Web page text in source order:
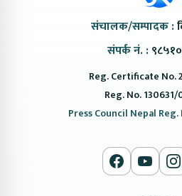
संचालक/सम्पादक :
संपर्क नं. :
Reg. Certificate No.
Reg. No.
Press Council Nepal Reg.